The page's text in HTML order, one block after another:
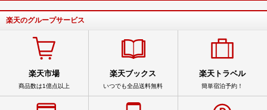
楽天のグループサービス
楽天市場
商品数は1億点以上
楽天ブックス
いつでも全品送料無料
楽天トラベル
簡単宿泊予約！